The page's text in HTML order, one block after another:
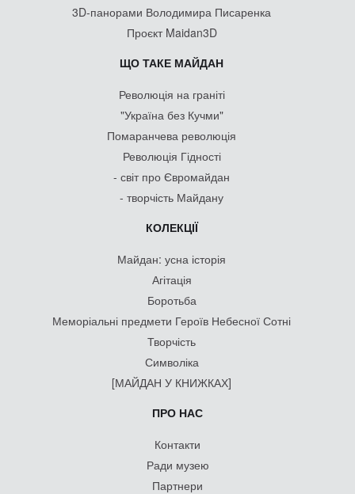
3D-панорами Володимира Писаренка
Проєкт Maidan3D
ЩО ТАКЕ МАЙДАН
Революція на граніті
"Україна без Кучми"
Помаранчева революція
Революція Гідності
- світ про Євромайдан
- творчість Майдану
КОЛЕКЦІЇ
Майдан: усна історія
Агітація
Боротьба
Меморіальні предмети Героїв Небесної Сотні
Творчість
Символіка
[МАЙДАН У КНИЖКАХ]
ПРО НАС
Контакти
Ради музею
Партнери